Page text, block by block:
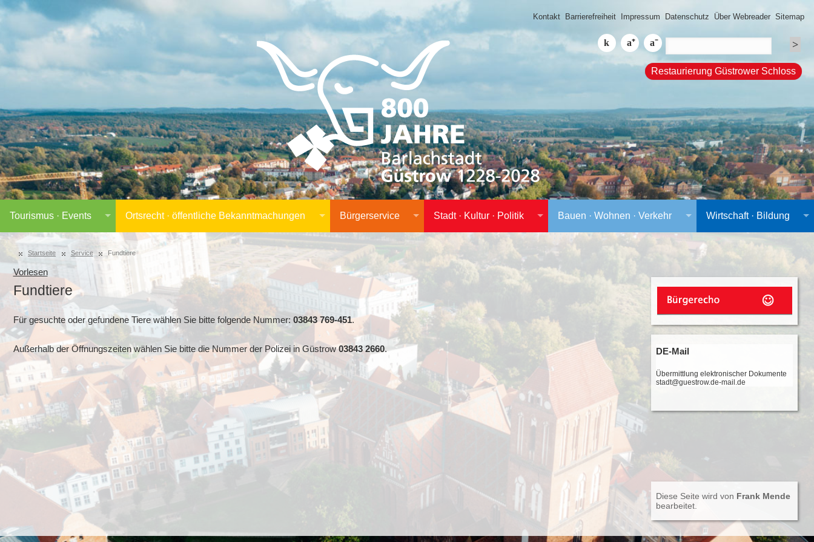
Kontakt Barrierefreiheit Impressum Datenschutz Über Webreader Sitemap
Restaurierung Güstrower Schloss
Tourismus · Events Ortsrecht · öffentliche Bekanntmachungen Bürgerservice Stadt · Kultur · Politik Bauen · Wohnen · Verkehr Wirtschaft · Bildung
Startseite Service Fundtiere
Vorlesen
Fundtiere
Für gesuchte oder gefundene Tiere wählen Sie bitte folgende Nummer: 03843 769-451.
Außerhalb der Öffnungszeiten wählen Sie bitte die Nummer der Polizei in Güstrow03843 2660. DE-Mail
Übermittlung elektronischer Dokumente
stadt@guestrow.de-mail.de
Diese Seite wird von Frank Mende
bearbeitet.